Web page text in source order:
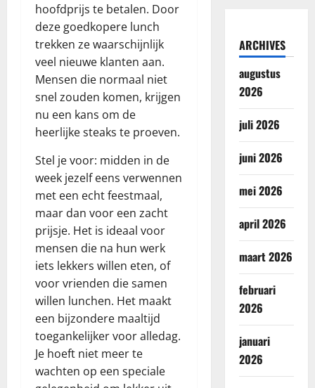
hoofdprijs te betalen. Door
deze goedkopere lunch
trekken ze waarschijnlijk
veel nieuwe klanten aan.
Mensen die normaal niet
snel zouden komen, krijgen
nu een kans om de
heerlijke steaks te proeven.
Stel je voor: midden in de
week jezelf eens verwennen
met een echt feestmaal,
maar dan voor een zacht
prijsje. Het is ideaal voor
mensen die na hun werk
iets lekkers willen eten, of
voor vrienden die samen
willen lunchen. Het maakt
een bijzondere maaltijd
toegankelijker voor alledag.
Je hoeft niet meer te
wachten op een speciale
ARCHIVES
augustus
2026
juli 2026
juni 2026
mei 2026
april 2026
maart 2026
februari
2026
januari
2026